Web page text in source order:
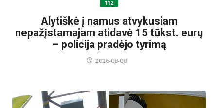
112
Alytiškė į namus atvykusiam
nepažįstamajam atidavė 15 tūkst. eurų
– policija pradėjo tyrimą
2026-08-08